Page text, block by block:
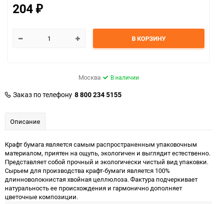
204 ₽
В КОРЗИНУ
Москва В наличии
Заказ по телефону 8 800 234 5155
Описание
Крафт бумага является самым распространенным упаковочным
материалом, приятен на ощупь, экологичен и выглядит естественно.
Представляет собой прочный и экологически чистый вид упаковки.
Сырьем для производства крафт-бумаги является 100%
длинноволокнистая хвойная целлюлоза. Фактура подчеркивает
натуральность ее происхождения и гармонично дополняет
цветочные композиции.